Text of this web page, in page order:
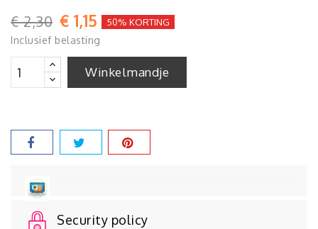
€ 2,30 € 1,15 50% KORTING
Inclusief belasting
Winkelmandje
Security policy